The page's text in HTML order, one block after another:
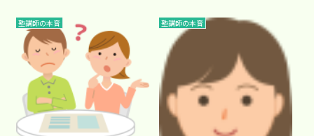
塾講師の本音 塾講師の本音